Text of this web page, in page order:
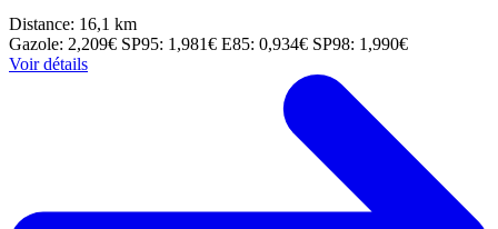
Distance: 16,1 km
Gazole: 2,209€ SP95: 1,981€ E85: 0,934€ SP98: 1,990€
Voir détails